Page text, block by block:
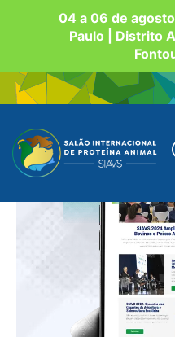
04 a 06 de
Paulo | Distrito